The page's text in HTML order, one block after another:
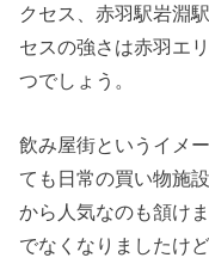
クセス、赤羽駅岩淵
セスの強さは赤羽エ
つでしょう。
飲み屋街というイメ
ても日常の買い物施
から人気なのも頷け
でなくなりましたけど